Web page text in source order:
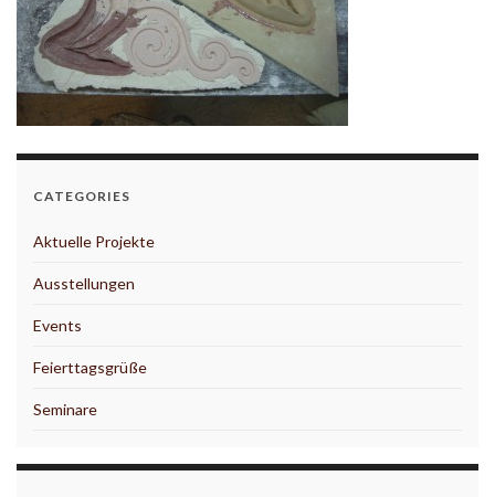
CATEGORIES
Aktuelle Projekte
Ausstellungen
Events
Feierttagsgrüße
Seminare